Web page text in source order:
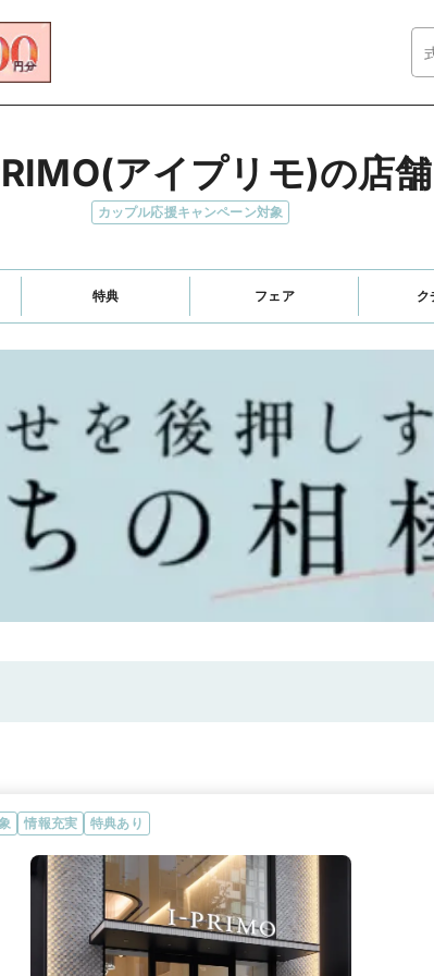
アイプリモ)の店舗
カップル応援キャンペーン対象
特典 フェア ク
情報充実 特典あり